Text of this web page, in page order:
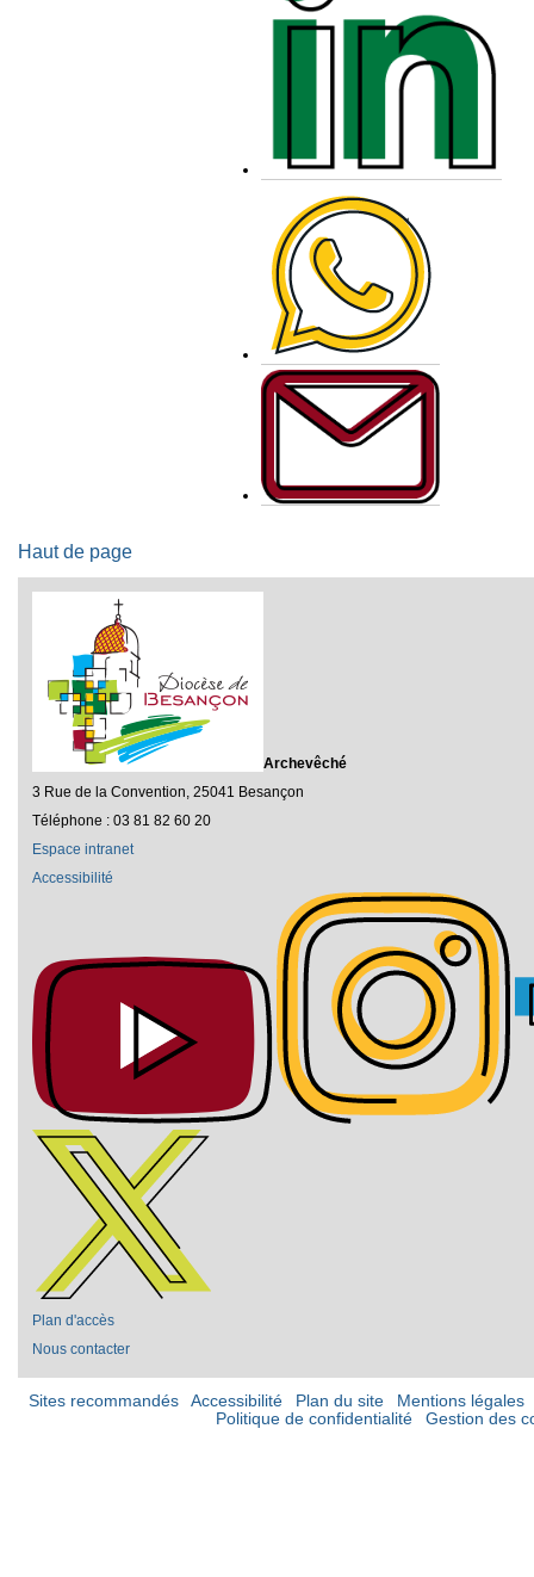
Haut de page
Archevêché
3 Rue de la Convention, 25041 Besançon
Téléphone : 03 81 82 60 20
Espace intranet
Accessibilité
Plan d'accès
Nous contacter
Sites recommandés Accessibilité Plan du site
Mentions légales
Politique de confidentialité
Gestion des